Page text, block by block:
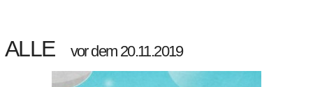
ALLE vor dem 20.11.2019